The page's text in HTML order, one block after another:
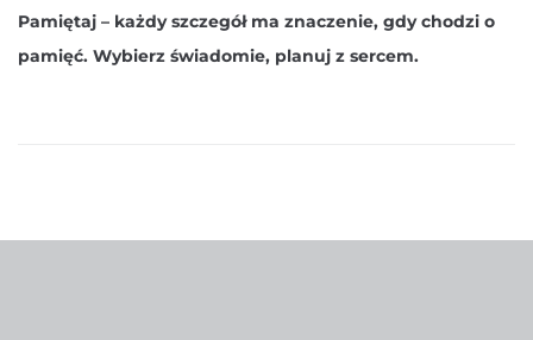
Pamiętaj – każdy szczegół ma znaczenie, gdy chodzi o
pamięć. Wybierz świadomie, planuj z sercem.